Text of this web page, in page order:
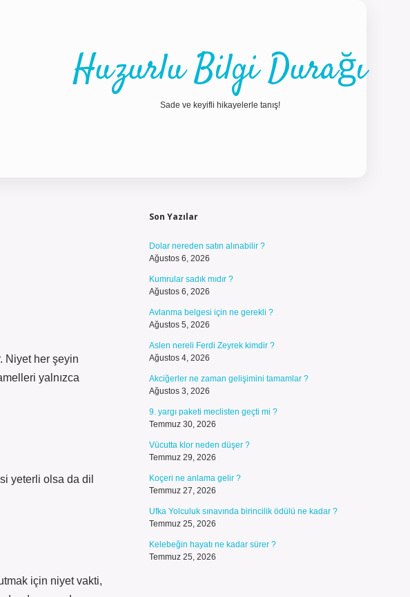
Huzurlu Bilgi Durağı
Sade ve keyifli hikayelerle tanış!
Niyet her şeyin
yalnızca
yeterli olsa da dil
için niyet vakti,
Son Yazılar
Dolar nereden satın alınabilir ?
Ağustos 6, 2026
Kumrular sadık mıdır ?
Ağustos 6, 2026
Avlanma belgesi için ne gerekli ?
Ağustos 5, 2026
Aslen nereli Ferdi Zeyrek kimdir ?
Ağustos 4, 2026
Akciğerler ne zaman gelişimini tamamlar ?
Ağustos 3, 2026
9. yargı paketi meclisten geçti mi ?
Temmuz 30, 2026
Vücutta klor neden düşer ?
Temmuz 29, 2026
Koçeri ne anlama gelir ?
Temmuz 27, 2026
Ufka Yolculuk sınavında birincilik ödülü ne kadar ?
Temmuz 25, 2026
Kelebeğin hayatı ne kadar sürer ?
Temmuz 25, 2026